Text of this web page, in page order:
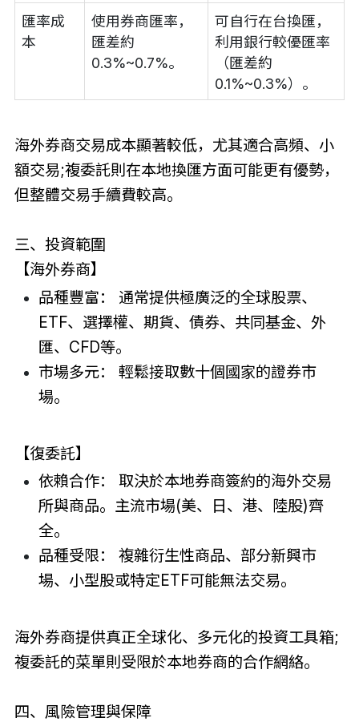
匯率成
本
使用券商匯率，
匯差約
0.3%~0.7%。
可自行在台換匯，
利用銀行較優匯率
（匯差約
0.1%~0.3%）。
海外券商交易成本顯著較低，尤其適合高頻、小
額交易;複委託則在本地換匯方面可能更有優勢，
但整體交易手續費較高。
三、投資範圍
【海外券商】
品種豐富： 通常提供極廣泛的全球股票、
ETF、選擇權、期貨、債券、共同基金、外
匯、CFD等。
市場多元： 輕鬆接取數十個國家的證券市
場。
【復委託】
依賴合作： 取決於本地券商簽約的海外交易
所與商品。主流市場(美、日、港、陸股)齊
全。
品種受限： 複雜衍生性商品、部分新興市
場、小型股或特定ETF可能無法交易。
海外券商提供真正全球化、多元化的投資工具箱;
複委託的菜單則受限於本地券商的合作網絡。
四、風險管理與保障